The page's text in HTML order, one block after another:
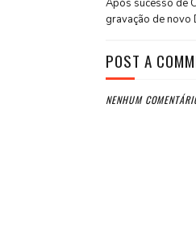
Após sucesso de
gravação de novo
POST A
NENHUM